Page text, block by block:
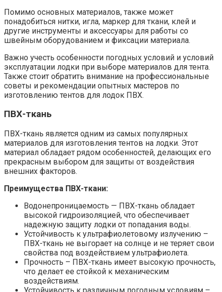
Помимо основных материалов, также может
понадобиться нитки, игла, маркер для ткани, клей и
другие инструменты и аксессуары для работы со
швейным оборудованием и фиксации материала.
Важно учесть особенности погодных условий и условий
эксплуатации лодки при выборе материалов для тента.
Также стоит обратить внимание на профессиональные
советы и рекомендации опытных мастеров по
изготовлению тентов для лодок ПВХ.
ПВХ-ткань
ПВХ-ткань является одним из самых популярных
материалов для изготовления тентов на лодки. Этот
материал обладает рядом особенностей, делающих его
прекрасным выбором для защиты от воздействия
внешних факторов.
Преимущества ПВХ-ткани:
Водонепроницаемость — ПВХ-ткань обладает
высокой гидроизоляцией, что обеспечивает
надежную защиту лодки от попадания воды.
Устойчивость к ультрафиолетовому излучению –
ПВХ-ткань не выгорает на солнце и не теряет свои
свойства под воздействием ультрафиолета.
Прочность – ПВХ-ткань имеет высокую прочность,
что делает ее стойкой к механическим
воздействиям.